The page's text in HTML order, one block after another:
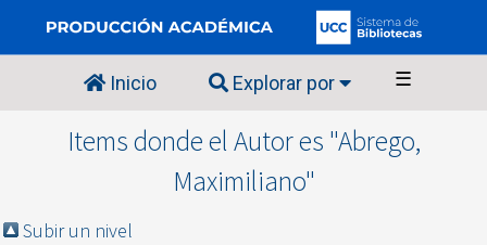
Inicio Explorar por ☰
Items donde el Autor es "Abrego,
Maximiliano"
Subir un nivel